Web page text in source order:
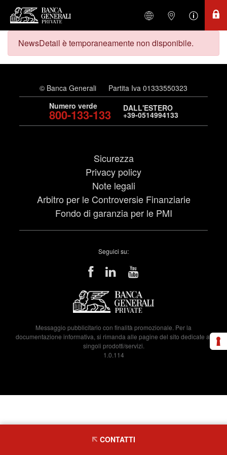
NewsDetail è temporaneamente non disponibile.
© Banca Generali
Partita Iva 01333550323
Numero verde
800-133-133 DALL'ESTERO
+39-0514994133
Sicurezza
Privacy policy
Note legali
Arbitro per le Controversie Finanziarie
Fondo di garanzia per le PMI
Seguici su:
Messaggio pubblicitario con finalità promozionale. Per la
documentazione informativa, si rimanda alle pagine del sito dedicate ai
singoli prodotti/servizi.
1.0.114
CONTATTI